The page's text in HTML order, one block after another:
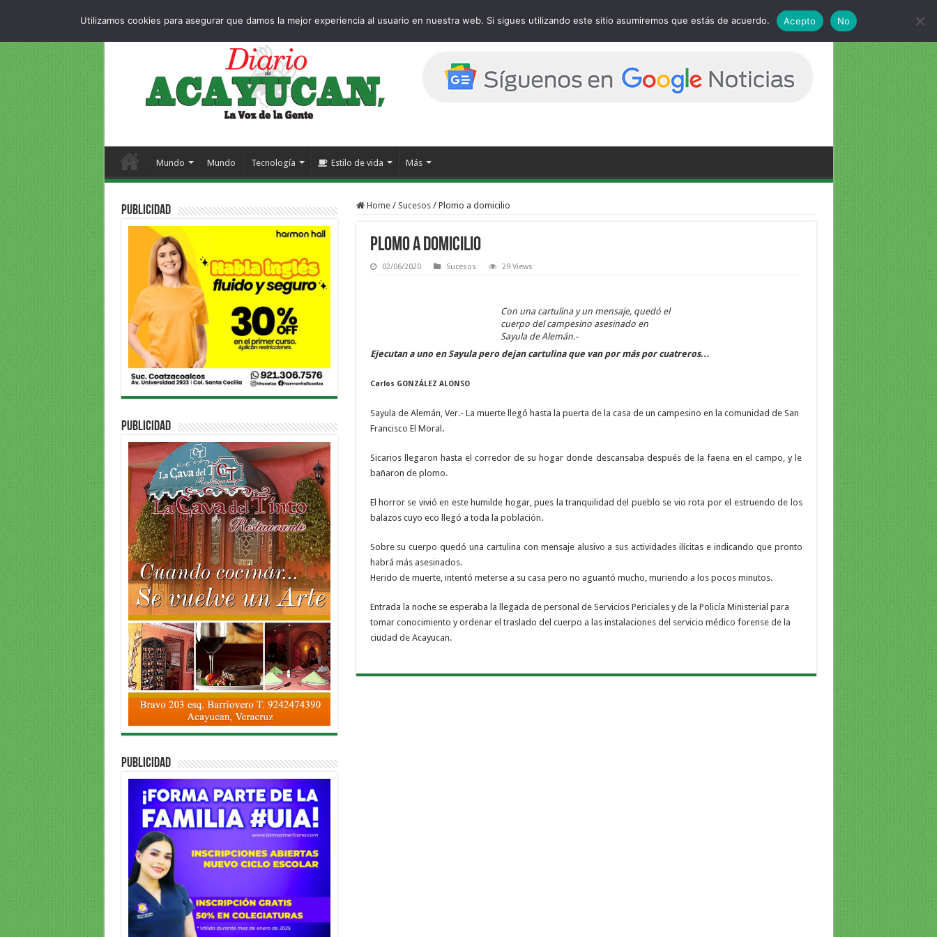
Mundo Mundo Tecnología Estilo de vida Más
Home / Sucesos / Plomo a domicilio
Plomo a domicilio
02/06/2020 Sucesos 29 Views
Con una cartulina y un mensaje, quedó el
cuerpo del campesino asesinado en
Sayula de Alemán.-
Ejecutan a uno en Sayula pero dejan cartulina que van por más por cuatreros…
Carlos GONZÁLEZ ALONSO
Sayula de Alemán, Ver.- La muerte llegó hasta la puerta de la casa de un campesino en la comunidad de San
Francisco El Moral.
Sicarios llegaron hasta el corredor de su hogar donde descansaba después de la faena en el campo, y le
bañaron de plomo.
El horror se vivió en este humilde hogar, pues la tranquilidad del pueblo se vio rota por el estruendo de los
balazos cuyo eco llegó a toda la población.
Sobre su cuerpo quedó una cartulina con mensaje alusivo a sus actividades ilícitas e indicando que pronto
habrá más asesinados.
Herido de muerte, intentó meterse a su casa pero no aguantó mucho, muriendo a los pocos minutos.
Entrada la noche se esperaba la llegada de personal de Servicios Periciales y de la Policía Ministerial para
tomar conocimiento y ordenar el traslado del cuerpo a las instalaciones del servicio médico forense de la
ciudad de Acayucan.
PUBLICIDAD
PUBLICIDAD
PUBLICIDAD
Utilizamos cookies para asegurar que damos la mejor experiencia al usuario en nuestra web. Si sigues utilizando este sitio asumiremos que estás de acuerdo. Acepto No